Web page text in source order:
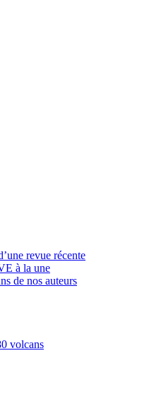
revue récente
à la une
de nos auteurs
volcans